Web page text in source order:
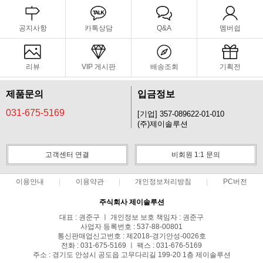
공지사항 카톡상담 Q&A 멤버쉽
리뷰 VIP 게시판 배송조회 기획전
제품문의
031-675-5169
입금정보
[기업] 357-089622-01-010
(주)제이솔루션
고객센터 연결 비회원 1:1 문의
이용안내 이용약관 개인정보처리방침 PC버전
주식회사 제이솔루션
대표 : 권준구 ㅣ 개인정보 보호 책임자 : 권준구
사업자 등록번호 : 537-88-00801
통신판매업신고번호 : 제2018-경기안성-0026호
전화 : 031-675-5169 ㅣ 팩스 : 031-676-5169
주소 : 경기도 안성시 공도읍 고무다리길 199-20 1층 제이솔루션